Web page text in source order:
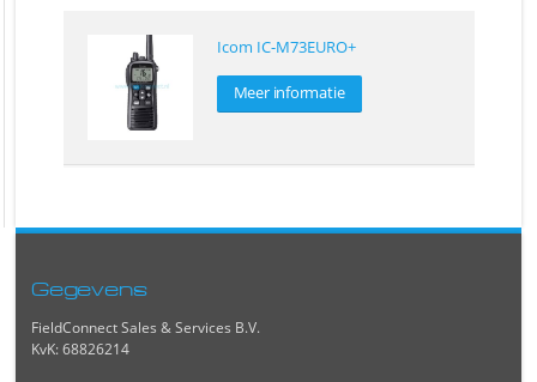
Icom IC-M73EURO+
Meer informatie
Gegevens
FieldConnect Sales & Services B.V.
KvK: 68826214